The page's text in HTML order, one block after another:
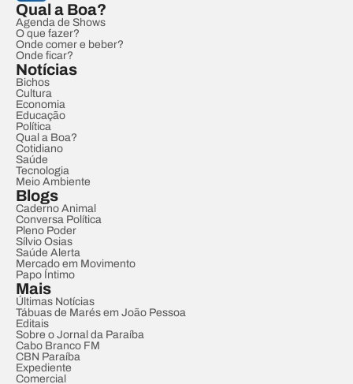
Qual a Boa?
Agenda de Shows
O que fazer?
Onde comer e beber?
Onde ficar?
Notícias
Bichos
Cultura
Economia
Educação
Política
Qual a Boa?
Cotidiano
Saúde
Tecnologia
Meio Ambiente
Blogs
Caderno Animal
Conversa Política
Pleno Poder
Sílvio Osias
Saúde Alerta
Mercado em Movimento
Papo Íntimo
Mais
Últimas Notícias
Tábuas de Marés em João Pessoa
Editais
Sobre o Jornal da Paraíba
Cabo Branco FM
CBN Paraíba
Expediente
Comercial